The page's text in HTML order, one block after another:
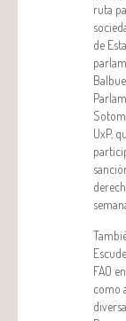
ruta
de
UxP,
FAO
como